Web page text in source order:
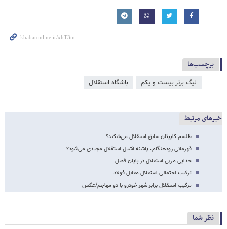
برچسب‌ها
لیگ برتر بیست و یکم باشگاه استقلال
خبرهای مرتبط
طلسم کاپیتان سابق استقلال می‌شکند؟
قهرمانی زودهنگام، پاشنه آشیل استقلال مجیدی می‌شود؟
جدایی مربی استقلال در پایان فصل
ترکیب احتمالی استقلال مقابل فولاد
ترکیب استقلال برابر شهر خودرو با دو مهاجم/عکس
نظر شما